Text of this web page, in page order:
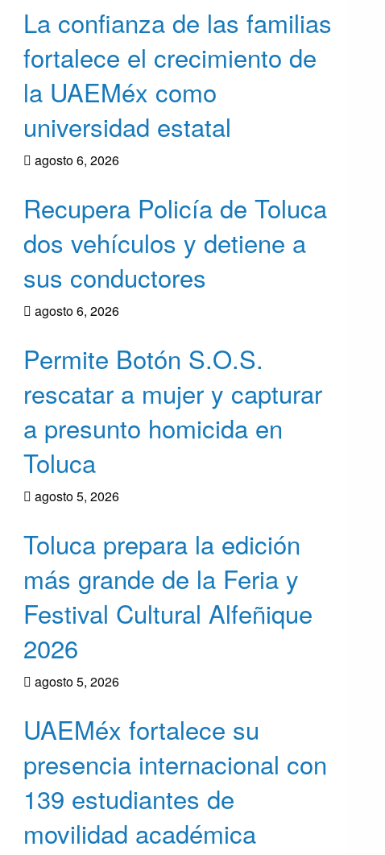
La confianza de las familias
fortalece el crecimiento de
la UAEMéx como
universidad estatal
agosto 6, 2026
Recupera Policía de Toluca
dos vehículos y detiene a
sus conductores
agosto 6, 2026
Permite Botón S.O.S.
rescatar a mujer y capturar
a presunto homicida en
Toluca
agosto 5, 2026
Toluca prepara la edición
más grande de la Feria y
Festival Cultural Alfeñique
2026
agosto 5, 2026
UAEMéx fortalece su
presencia internacional con
139 estudiantes de
movilidad académica